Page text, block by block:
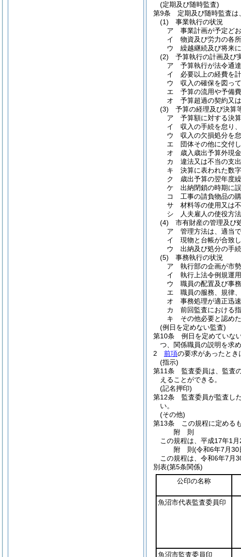
(定期及び随時監査)
第9条
定期及び随時監査は
(1)
事業執行の状況
ア
事業計画が予定ど
イ
物資及び労力の各
ウ
繰越継続及び将来
(2)
予算執行の計画及び
ア
予算執行が法令通
イ
必要以上の経費を
ウ
収入の確保を図っ
エ
予算の流用や予備
オ
予算超過の契約又
(3)
予算の経理及び決算
ア
予算額に対する決
イ
収入の手続を怠り
ウ
収入の欠損処分を
エ
団体その他に交付
オ
歳入歳出予算外現
カ
違法又は不当の支出
キ
決算に表われた数
ク
歳出予算の翌年度
ケ
出納閉鎖の時期に
コ
工事の請負物品の
サ
材料等の使用又は
シ
人夫雇人の使役方
(4)
市有財産の管理及び
ア
管理方法は、適当
イ
現物と台帳が合致し
ウ
出納及び処分の手
(5)
事務執行の状況
ア
執行部の企画が市
イ
執行上法令例規運
ウ
職員の配置及び事
エ
職員の服務、規律
オ
事務処理が適正迅
カ
前回監査における
キ
その他必要と認め
(例日を定めない監査)
第10条
例日を定めていな
つ、関係職員の説明を求
2
前項の要求があったとき
(指示)
第11条
監査委員は、監査
えることができる。
(記名押印)
第12条
監査委員が監査し
い。
(その他)
第13条
この規程に定める
附 則
この規程は、平成17年1月
附 則(令和6年7月30
この規程は、令和6年7月
別表(第5条関係)
公印の名称
魚沼市代表監査委員印
魚沼市監査委員印